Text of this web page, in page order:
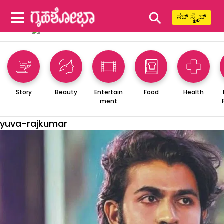
⚲ ಸಬ್ ಸ್ಕ್ರೈಬ್
Story Beauty
Entertain
ment
Food Health
yuva-rajkumar